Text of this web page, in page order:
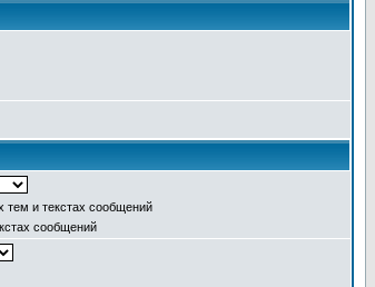
тем и текстах сообщений
сообщений